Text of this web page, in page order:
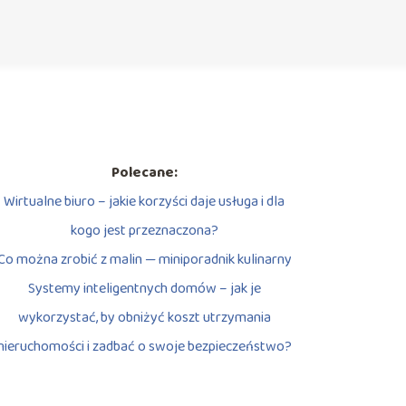
Polecane:
Wirtualne biuro – jakie korzyści daje usługa i dla
kogo jest przeznaczona?
można zrobić z malin — miniporadnik kulinarny
Systemy inteligentnych domów – jak je
wykorzystać, by obniżyć koszt utrzymania
i zadbać o swoje bezpieczeństwo?